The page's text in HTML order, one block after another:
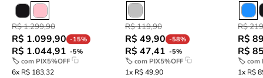
R$ 1.299,90
R$ 1.099,90 -15%
R$ 1.044,91 -5%
🏷 com PIX5%OFF
6x R$ 183,32
R$ 119,90
R$ 49,90 -58%
R$ 47,41 -5%
🏷 com PIX5%OFF
1x R$ 49,90
R$
R$
R$
🏷 com
1x R$